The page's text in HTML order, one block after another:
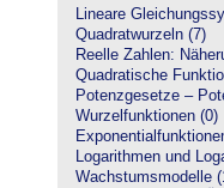
Lineare
Quadratwurzeln (7)
Reelle Zahlen:
Quadratische
Potenzgesetze –
Wurzelfunktionen (0)
Logarithmen und
Wachstumsmodelle